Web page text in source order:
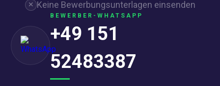
✕ Keine Bewerbungsunterlagen einsenden
BEWERBER-WHATSAPP
+49 151
52483387